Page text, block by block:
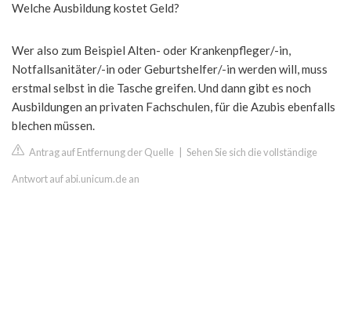
Welche Ausbildung kostet Geld?
Wer also zum Beispiel Alten- oder Krankenpfleger/-in,
Notfallsanitäter/-in oder Geburtshelfer/-in werden will, muss
erstmal selbst in die Tasche greifen. Und dann gibt es noch
Ausbildungen an privaten Fachschulen, für die Azubis ebenfalls
blechen müssen.
Antrag auf Entfernung der Quelle Sehen Sie sich die vollständige
Antwort auf abi.unicum.de an